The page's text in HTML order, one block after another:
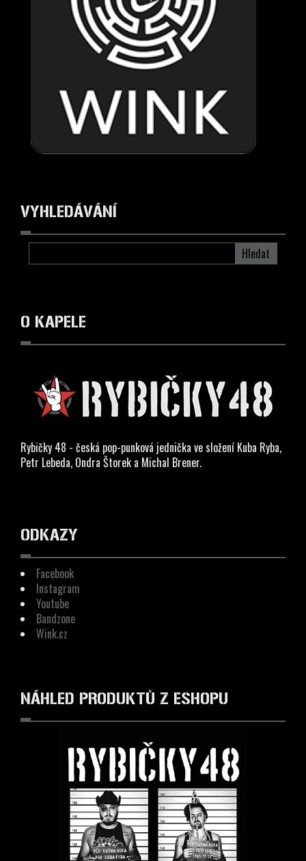
VYHLEDÁVÁNÍ
O KAPELE
Rybičky 48 - česká pop-punková jednička ve složení Kuba Ryba,
Petr Lebeda, Ondra Štorek a Michal Brener.
ODKAZY
Facebook
Instagram
Youtube
Bandzone
Wink.cz
NÁHLED PRODUKTŮ Z ESHOPU